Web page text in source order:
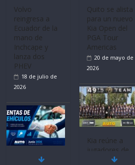
Volvo
reingresa a
Ecuador de la
mano de
Inchcape y
lanza dos
PHEV
18 de julio de
2026
Mercado
Quito se alista
para un nuevo
Kia Open del
PGA Tour
Americas
20 de mayo de
2026
Kia reúne a
jugadores de
fútbol de todo